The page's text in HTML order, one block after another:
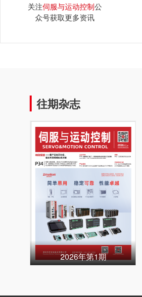
关注伺服与运动控制公
众号获取更多资讯
往期杂志
2026年第1期